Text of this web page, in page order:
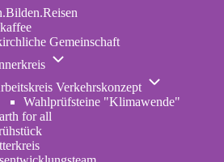
new
Gemeinschaft
Unternavigation
Der
Männerkreis
Verkehrskonzept
Arbeitskreis
Wahlprüfsteine "Klimawende"
for all